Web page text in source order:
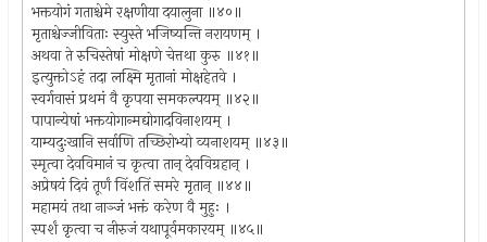
भक्तयोगं गताश्चेमे रक्षणीया दयालुना ॥४०॥
मृताश्चेज्जीविताः स्युस्ते भजिष्यन्ति नरायणम् ।
अथवा ते रुचिस्तेषां मोक्षणे चेत्तथा कुरु ॥४१॥
इत्युक्तोऽहं तदा लक्ष्मि मृतानां मोक्षहेतवे ।
स्वर्गवासं प्रथमं वै कृपया समकल्पयम् ॥४२॥
पापान्येषां भक्तयोगान्मद्योगादविनाशयम् ।
याम्यदुःखानि सर्वाणि तच्छिरोभ्यो व्यनाशयम् ॥४३॥
स्मृत्वा देवविमानं च कृत्वा तान् देवविग्रहान् ।
अप्रेषयं दिवं तूर्णं विंशतिं समरे मृतान् ॥४४॥
महामयं तथा नाञ्जं भक्तं करेण वै मुहुः ।
स्पर्शं कृत्वा च नीरुजं यथापूर्वमकारयम् ॥४५॥